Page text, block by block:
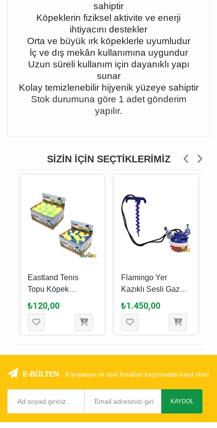
sahiptir
Köpeklerin fiziksel aktivite ve enerji
ihtiyacını destekler
Orta ve büyük ırk köpeklerle uyumludur
İç ve dış mekân kullanımına uygundur
Uzun süreli kullanım için dayanıklı yapı
sunar
Kolay temizlenebilir hijyenik yüzeye sahiptir
Stok durumuna göre 1 adet gönderim
yapılır.
SIZIN İÇIN SEÇTIKLERIMIZ
Eastland Tenis
Topu Köpek
Oyuncağı 7 Cm
₺120,00
Flamingo Yer
Kazıklı Sesli Gazo
Topu Köpek
Oyuncağı 25 x 11.8
x 3 Cm
₺1.450,00
E-BÜLTEN Kampanya ve özel fırsatları kaçırmadan kayıt olun!
KAYDOL